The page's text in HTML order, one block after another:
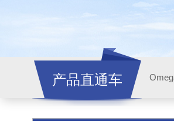
产品直通车